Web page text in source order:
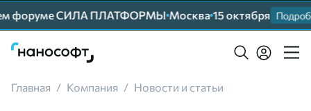
форуме СИЛА ПЛАТФОРМЫ Москва 15 октября
Главная / Компания / Новости и статьи